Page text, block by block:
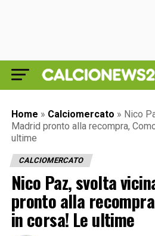
Home » Calciomercato » Nico
Madrid pronto alla recompra,
ultime
CALCIOMERCATO
Nico Paz, svolta
pronto alla
in corsa! Le ultime